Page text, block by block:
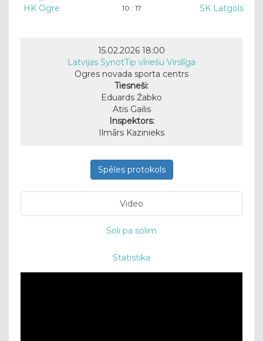
HK Ogre 10 : 17 SK Latgols
15.02.2026 18:00
Latvijas SynotTip vīriešu Virslīga
Ogres novada sporta centrs
Tiesneši:
Eduards Žabko
Atis Gailis
Inspektors:
Ilmārs Kazinieks
Spēles protokols
Video
Soli pa solim
Statistika